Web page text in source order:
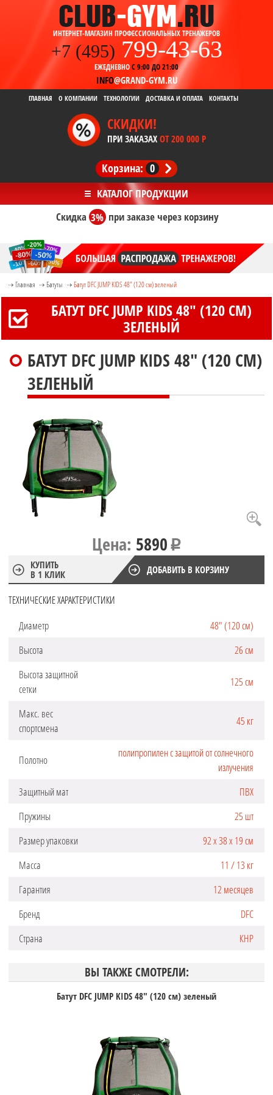
ИНТЕРНЕТ-МАГАЗИН ПРОФЕССИОНАЛЬНЫХ ТРЕНАЖЕРОВ
+7 (495) 799-43-63
ЕЖЕДНЕВНОС 9:00 ДО 21:00
INFO@GRAND-GYM.RU
ГЛАВНАЯ О КОМПАНИИ ТЕХНОЛОГИИ ДОСТАВКА И ОПЛАТА КОНТАКТЫ
СКИДКИ!
ПРИ ЗАКАЗАХ ОТ 200 000 Р
Корзина: 0
Скидка3% при заказечерез корзину
Главная Батуты Батут DFC JUMP KIDS 48" (120 см) зеленый
БАТУТ DFC JUMP KIDS 48" (120 СМ)
ЗЕЛЕНЫЙ
БАТУТ DFC JUMP KIDS 48" (120 СМ)
ЗЕЛЕНЫЙ
Цена: 5890
КУПИТЬ
В 1 КЛИК
ДОБАВИТЬ В КОРЗИНУ
ТЕХНИЧЕСКИЕ ХАРАКТЕРИСТИКИ
Диаметр
48" (120 см)
Высота
26 см
Высота защитной
сетки
125 см
Макс. вес
спортсмена
45 кг
Полотно
полипропилен с защитой от солнечного
излучения
Защитный мат
ПВХ
Пружины
25 шт
Размер упаковки
92 х 38 х 19 см
Масса
11 / 13 кг
Гарантия
12 месяцев
Бренд
DFC
Страна
КНР
ВЫ ТАКЖЕ СМОТРЕЛИ:
Батут DFC JUMP KIDS 48" (120 см) зеленый